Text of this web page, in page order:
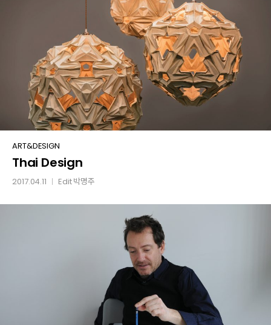
Thai
Design
ART&DESIGN
Thai Design
2017.04.11 Edit박명주